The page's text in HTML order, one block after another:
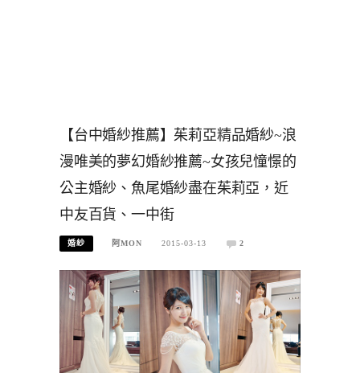
【台中婚紗推薦】茱莉亞精品婚紗~浪
漫唯美的夢幻婚紗推薦~女孩兒憧憬的
公主婚紗、魚尾婚紗盡在茱莉亞，近
中友百貨、一中街
婚紗 阿MON 2015-03-13 2